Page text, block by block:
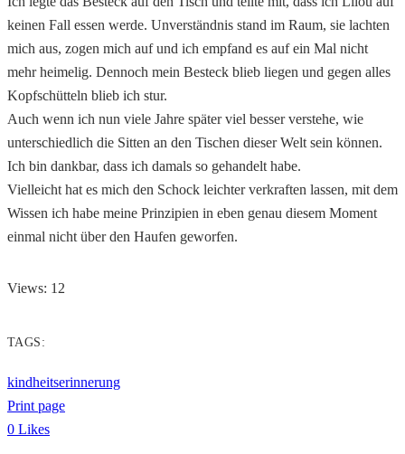
keinen Fall essen werde. Unverständnis stand im Raum, sie lachten
mich aus, zogen mich auf und ich empfand es auf ein Mal nicht
mehr heimelig. Dennoch mein Besteck blieb liegen und gegen alles
Kopfschütteln blieb ich stur.
Auch wenn ich nun viele Jahre später viel besser verstehe, wie
unterschiedlich die Sitten an den Tischen dieser Welt sein können.
Ich bin dankbar, dass ich damals so gehandelt habe.
Vielleicht hat es mich den Schock leichter verkraften lassen, mit dem
Wissen ich habe meine Prinzipien in eben genau diesem Moment
einmal nicht über den Haufen geworfen.
Views: 12
TAGS:
kindheitserinnerung
Print page
0 Likes